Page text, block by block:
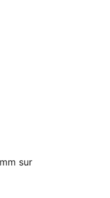
sur